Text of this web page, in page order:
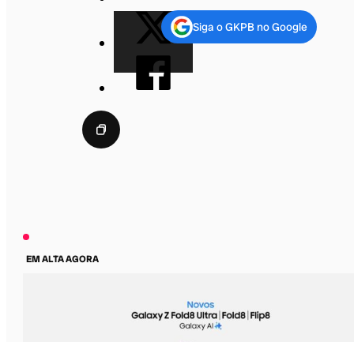
Siga o GKPB no Google
EM ALTA AGORA